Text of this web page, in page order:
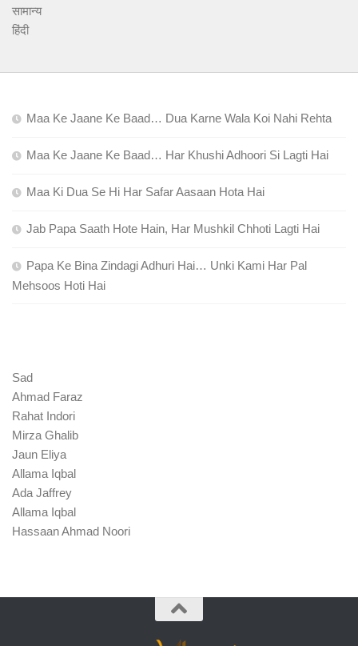
सामान्य
हिंदी
Maa Ke Jaane Ke Baad… Dua Karne Wala Koi Nahi Rehta
Maa Ke Jaane Ke Baad… Har Khushi Adhoori Si Lagti Hai
Maa Ki Dua Se Hi Har Safar Aasaan Hota Hai
Jab Papa Saath Hote Hain, Har Mushkil Chhoti Lagti Hai
Papa Ke Bina Zindagi Adhuri Hai… Unki Kami Har Pal
Mehsoos Hoti Hai
Sad
Ahmad Faraz
Rahat Indori
Mirza Ghalib
Jaun Eliya
Allama Iqbal
Ada Jaffrey
Allama Iqbal
Hassaan Ahmad Noori